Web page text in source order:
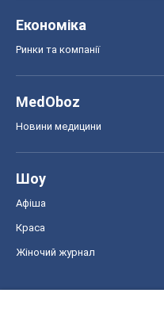
Економіка
Ринки та компанії
MedOboz
Новини медицини
Шоу
Афіша
Краса
Жіночий журнал